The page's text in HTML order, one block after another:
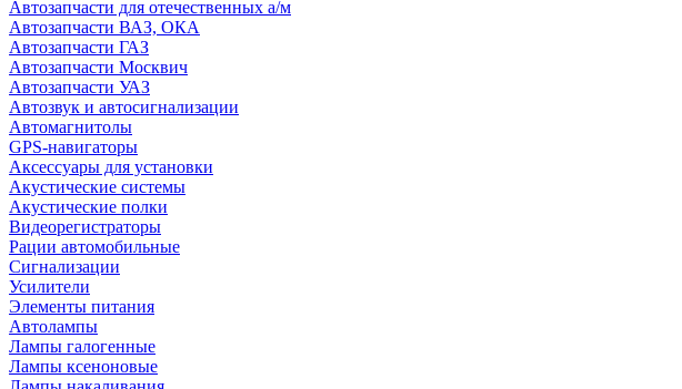
Автозапчасти для отечественных а/м
Автозапчасти ВАЗ, ОКА
Автозапчасти ГАЗ
Автозапчасти Москвич
Автозапчасти УАЗ
Автозвук и автосигнализации
Автомагнитолы
GPS-навигаторы
Аксессуары для установки
Акустические системы
Акустические полки
Видеорегистраторы
Рации автомобильные
Сигнализации
Усилители
Элементы питания
Автолампы
Лампы галогенные
Лампы ксеноновые